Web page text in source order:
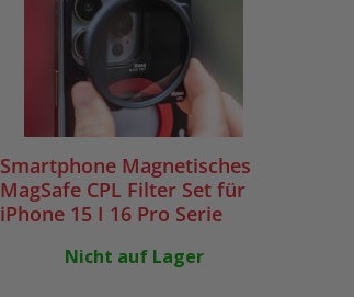
Smartphone Magnetisches
MagSafe CPL Filter Set für
iPhone 15 I 16 Pro Serie
Nicht auf Lager